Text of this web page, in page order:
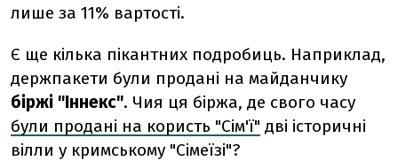
лише за 11% вартості.
Є ще кілька пікантних подробиць. Наприклад,
держпакети були продані на майданчику
біржі "Іннекс". Чия ця біржа, де свого часу
були продані на користь "Сім'ї" дві історичні
вілли у кримському "Сімеїзі"?